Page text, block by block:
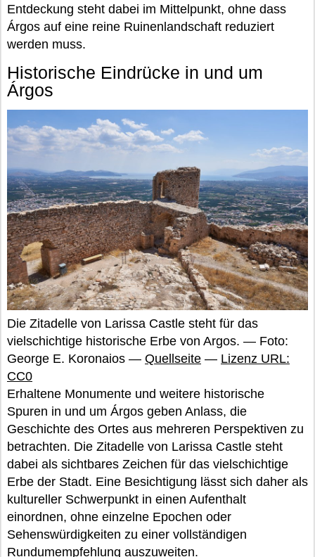
Entdeckung steht dabei im Mittelpunkt, ohne dass
Árgos auf eine reine Ruinenlandschaft reduziert
werden muss.
Historische Eindrücke in und um
Árgos
Die Zitadelle von Larissa Castle steht für das
vielschichtige historische Erbe von Argos. — Foto:
George E. Koronaios — Quellseite — Lizenz URL:
CC0
Erhaltene Monumente und weitere historische
Spuren in und um Árgos geben Anlass, die
Geschichte des Ortes aus mehreren Perspektiven zu
betrachten. Die Zitadelle von Larissa Castle steht
dabei als sichtbares Zeichen für das vielschichtige
Erbe der Stadt. Eine Besichtigung lässt sich daher als
kultureller Schwerpunkt in einen Aufenthalt
einordnen, ohne einzelne Epochen oder
Sehenswürdigkeiten zu einer vollständigen
Rundumempfehlung auszuweiten.